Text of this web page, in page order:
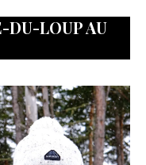
DU-LOUP AU